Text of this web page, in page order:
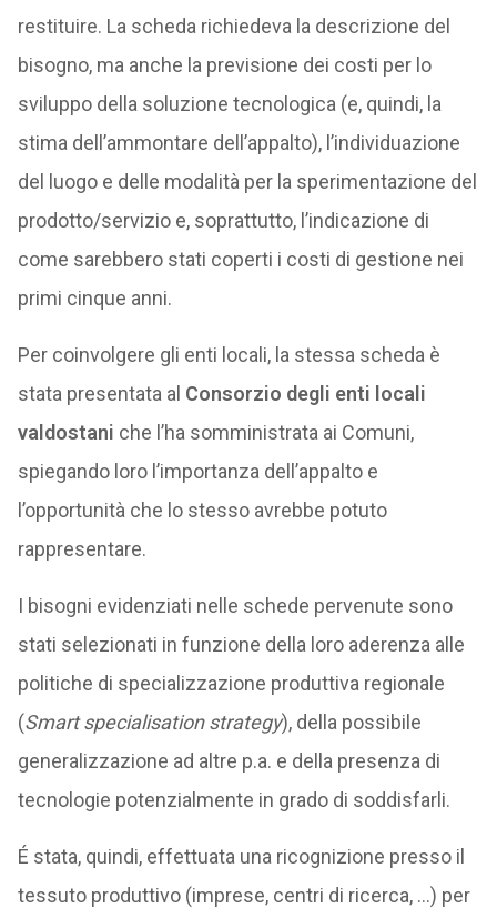
restituire. La scheda richiedeva la descrizione del
bisogno, ma anche la previsione dei costi per lo
sviluppo della soluzione tecnologica (e, quindi, la
stima dell’ammontare dell’appalto), l’individuazione
del luogo e delle modalità per la sperimentazione del
prodotto/servizio e, soprattutto, l’indicazione di
come sarebbero stati coperti i costi di gestione nei
primi cinque anni.
Per coinvolgere gli enti locali, la stessa scheda è
stata presentata al Consorzio degli enti locali
valdostani che l’ha somministrata ai Comuni,
spiegando loro l’importanza dell’appalto e
l’opportunità che lo stesso avrebbe potuto
rappresentare.
I bisogni evidenziati nelle schede pervenute sono
stati selezionati in funzione della loro aderenza alle
politiche di specializzazione produttiva regionale
(Smart specialisation strategy), della possibile
generalizzazione ad altre p.a. e della presenza di
tecnologie potenzialmente in grado di soddisfarli.
É stata, quindi, effettuata una ricognizione presso il
tessuto produttivo (imprese, centri di ricerca, …) per